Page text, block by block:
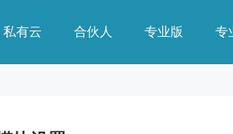
私有云 合伙人 专业版 专